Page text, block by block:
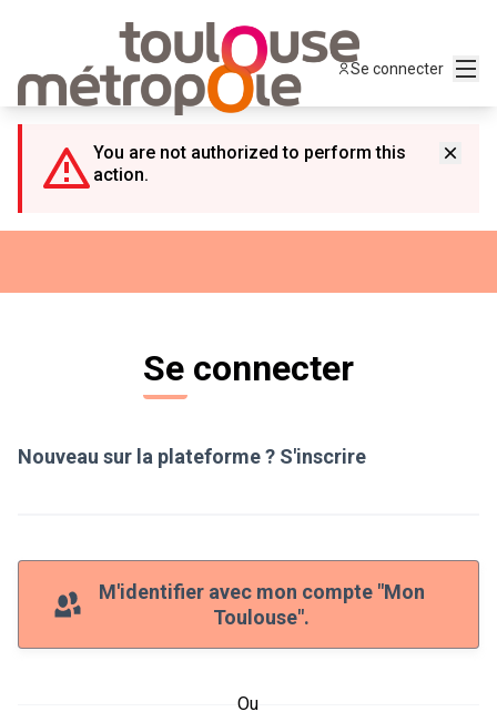
Se connecter
You are not authorized to perform this
action.
Se connecter
Nouveau sur la plateforme ? S'inscrire
M'identifier avec mon compte "Mon
Toulouse".
Ou